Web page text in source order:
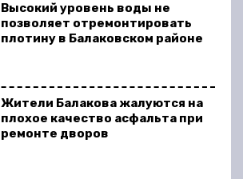
Высокий уровень воды не
позволяет отремонтировать
плотину в Балаковском районе
Жители Балакова жалуются на
плохое качество асфальта при
ремонте дворов